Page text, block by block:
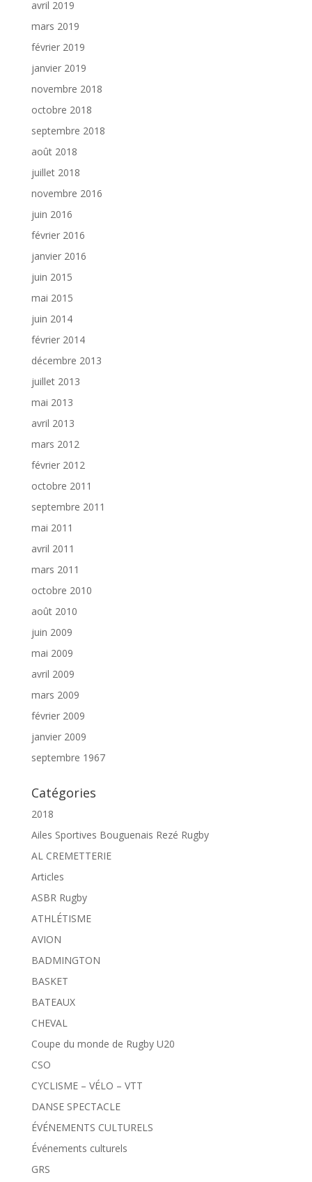
avril 2019
mars 2019
février 2019
janvier 2019
novembre 2018
octobre 2018
septembre 2018
août 2018
juillet 2018
novembre 2016
juin 2016
février 2016
janvier 2016
juin 2015
mai 2015
juin 2014
février 2014
décembre 2013
juillet 2013
mai 2013
avril 2013
mars 2012
février 2012
octobre 2011
septembre 2011
mai 2011
avril 2011
mars 2011
octobre 2010
août 2010
juin 2009
mai 2009
avril 2009
mars 2009
février 2009
janvier 2009
septembre 1967
Catégories
2018
Ailes Sportives Bouguenais Rezé Rugby
AL CREMETTERIE
Articles
ASBR Rugby
ATHLÉTISME
AVION
BADMINGTON
BASKET
BATEAUX
CHEVAL
Coupe du monde de Rugby U20
CSO
CYCLISME – VÉLO – VTT
DANSE SPECTACLE
ÉVÉNEMENTS CULTURELS
Événements culturels
GRS